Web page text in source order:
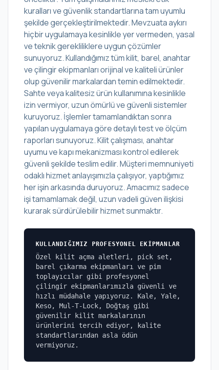
kuralları ve güvenlik standartlarına tam uyumlu
şekilde gerçekleştirilmektedir. Mevzuata aykırı
hiçbir uygulamaya kesinlikle yer vermeden, yasal
ve teknik gerekliliklere uygun çözümler
sunuyoruz. Kullandığımız tüm kilit, barel, anahtar
ve çilingir ekipmanları orijinal ve kaliteli ürünler
olup güvenilir markalardan temin edilmektedir.
Sahte veya kalitesiz ürün kullanımına kesinlikle
izin vermiyor, uzun ömürlü ve güvenli sistemler
kuruyoruz. İşlemler tamamlandıktan sonra
yapılan uygulamaya göre detaylı test ve ölçüm
raporları sunuyoruz. Kilit çalışması, anahtar
uyumu ve kapı mekanizması kontrol edilerek
güvenli şekilde teslim edilir. Müşteri memnuniyeti
odaklı hizmet anlayışımızla çalışıyor, yaptığımız
her işin arkasında duruyoruz. Amacımız sadece
işi tamamlamak değil, uzun vadeli güven ilişkisi
kurarak sürdürülebilir hizmet sunmaktır.
KULLANDIĞIMIZ PROFESYONEL EKIPMANLAR
Özel kilit açma aletleri, pick set,
barel çıkarma ekipmanları ve pim
toplayıcılar gibi profesyonel
çilingir ekipmanlarımızla güvenli ve
hızlı müdahale yapıyoruz. Kale, Yale,
Keso, Mul-T-Lock, Doğtaş gibi
güvenilir kilit markalarının
ürünlerini tercih ediyor, kalite
standartlarından asla ödün
vermiyoruz.